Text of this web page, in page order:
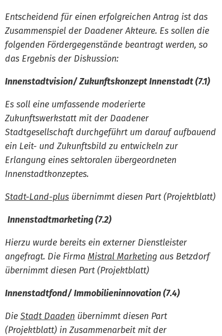
Entscheidend für einen erfolgreichen Antrag ist das
Zusammenspiel der Daadener Akteure. Es sollen die
folgenden Fördergegenstände beantragt werden, so
das Ergebnis der Diskussion:
Innenstadtvision/ Zukunftskonzept Innenstadt (7.1)
Es soll eine umfassende moderierte
Zukunftswerkstatt mit der Daadener
Stadtgesellschaft durchgeführt um darauf aufbauend
ein Leit- und Zukunftsbild zu entwickeln zur
Erlangung eines sektoralen übergeordneten
Innenstadtkonzeptes.
Stadt-Land-plus übernimmt diesen Part (Projektblatt)
Innenstadtmarketing (7.2)
Hierzu wurde bereits ein externer Dienstleister
angefragt. Die Firma Mistral Marketing aus Betzdorf
übernimmt diesen Part (Projektblatt)
Innenstadtfond/ Immobilieninnovation (7.4)
Die Stadt Daaden übernimmt diesen Part
(Projektblatt) in Zusammenarbeit mit der